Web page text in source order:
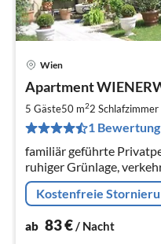
Wien
Apartment
5 Gäste50 m22 Schlafzimmer
1 Bewertung
familiär geführte
ruhiger Grünlage,
willkommen!
Kostenfreie
ab 83€/ Nacht